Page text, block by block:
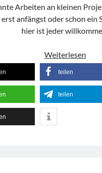
Arbeiten an kleinen
erst anfängst oder schon ein
hier ist jeder
Weiterlesen
–
teilen
teilen